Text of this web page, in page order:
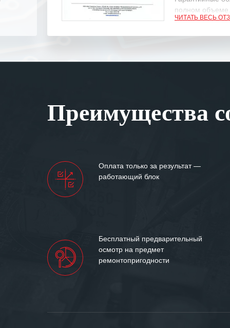
полном объеме.
Мы высоко
«555» долгих
ЧИТАТЬ ВЕСЬ
Преимущества
Оплата только за результат —
работающий блок
Бесплатный предварительный
осмотр на предмет
ремонтопригодности